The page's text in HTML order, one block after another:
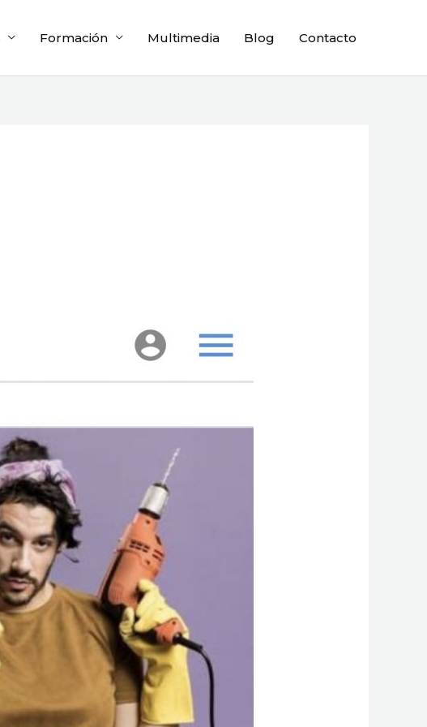
Formación Multimedia Blog Contacto